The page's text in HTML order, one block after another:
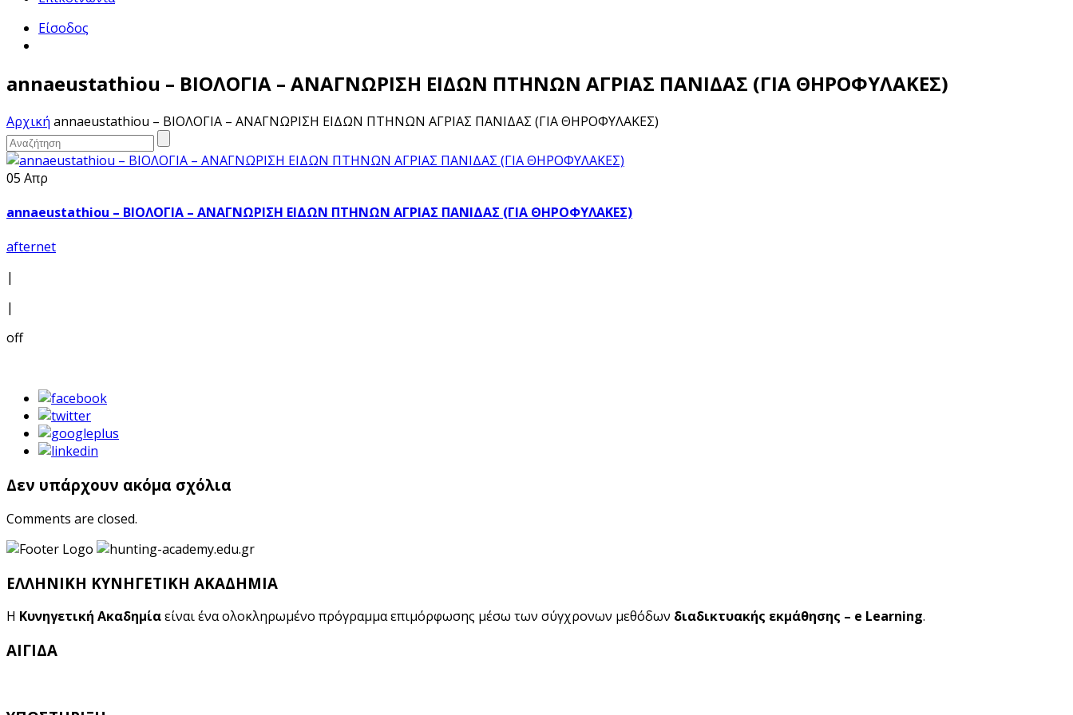
Είσοδος
annaeustathiou – ΒΙΟΛΟΓΙΑ – ΑΝΑΓΝΩΡΙΣΗ ΕΙΔΩΝ ΠΤΗΝΩΝ ΑΓΡΙΑΣ ΠΑΝΙΔΑΣ (ΓΙΑ ΘΗΡΟΦΥΛΑΚΕΣ)
Αρχική annaeustathiou – ΒΙΟΛΟΓΙΑ – ΑΝΑΓΝΩΡΙΣΗ ΕΙΔΩΝ ΠΤΗΝΩΝ ΑΓΡΙΑΣ ΠΑΝΙΔΑΣ (ΓΙΑ ΘΗΡΟΦΥΛΑΚΕΣ)
05 Απρ
annaeustathiou – ΒΙΟΛΟΓΙΑ – ΑΝΑΓΝΩΡΙΣΗ ΕΙΔΩΝ ΠΤΗΝΩΝ ΑΓΡΙΑΣ ΠΑΝΙΔΑΣ (ΓΙΑ ΘΗΡΟΦΥΛΑΚΕΣ)
afternet
|
|
off
Δεν υπάρχουν ακόμα σχόλια
Comments are closed.
ΕΛΛΗΝΙΚΗ ΚΥΝΗΓΕΤΙΚΗ ΑΚΑΔΗΜΙΑ
Η Κυνηγετική Ακαδημίαείναι ένα ολοκληρωμένο πρόγραμμα επιμόρφωσης μέσω των σύγχρονων μεθόδων διαδικτυακής εκμάθησης – e Learning.
ΑΙΓΙΔΑ